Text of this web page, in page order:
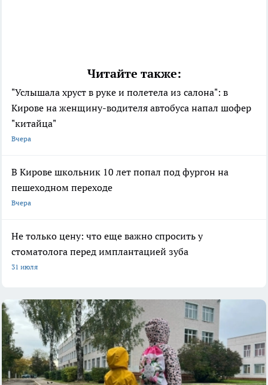
Читайте также:
"Услышала хруст в руке и полетела из салона": в
Кирове на женщину-водителя автобуса напал шофер
"китайца"
Вчера
В Кирове школьник 10 лет попал под фургон на
пешеходном переходе
Вчера
Не только цену: что еще важно спросить у
стоматолога перед имплантацией зуба
31 июля